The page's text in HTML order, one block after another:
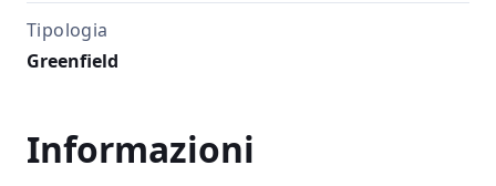
Tipologia
Greenfield
Informazioni